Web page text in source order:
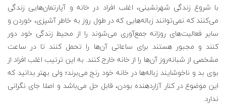
با شروع زندگی شهرنشینی، اغلب افراد در خانه و آپارتمان‌هایی زندگی
می‌کنند که نمی‌توانند زباله‌هایی که در طول روز به خاطر آشپزی، خوردن و
سایر فعالیت‌های روزانه جمع‌آوری می‌شوند را از محیط زندگی خود دور
کنند و مجبور هستند برای ساعاتی آن‌ها را تحمل کنند تا در ساعت
مشخصی از شبانه‌روز آن‌ها را از خانه خارج کنند. به این ترتیب اغلب افراد از
بوی بد و ناخوشایند زباله‌ها در خانه خود رنج می‌برند؛ ولی بهتر بدانید که
این موضوع در کنار آزاردهنده بودن، قابل حل می‌باشد و اصلا جای نگرانی
ندارد.